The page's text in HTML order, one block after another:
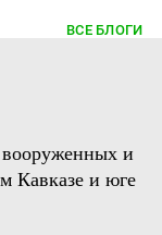
ВСЕ БЛОГИ
и
Кавказе и юге